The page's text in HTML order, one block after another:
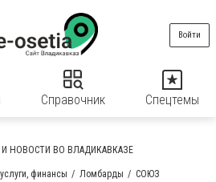
Справочник Спецтемы
Войти
И НОВОСТИ ВО ВЛАДИКАВКАЗЕ
финансы Ломбарды
СОЮЗ